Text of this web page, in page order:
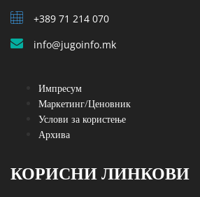
+389 71 214 070
info@jugoinfo.mk
Импресум
Маркетинг/Ценовник
Услови за користење
Архива
КОРИСНИ ЛИНКОВИ